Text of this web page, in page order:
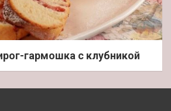
гармошка с клубникой